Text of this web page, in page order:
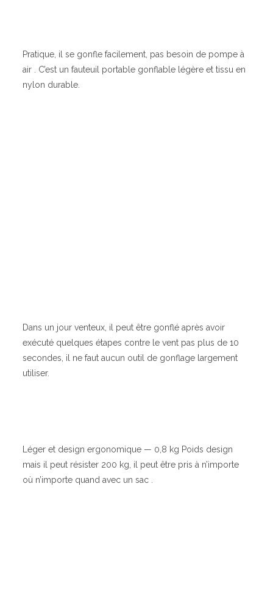
Pratique, il se gonfle facilement, pas besoin de pompe à
air . C’est un fauteuil portable gonflable légère et tissu en
nylon durable.
Dans un jour venteux, il peut être gonflé après avoir
exécuté quelques étapes contre le vent pas plus de 10
secondes, il ne faut aucun outil de gonflage largement
utiliser.
Léger et design ergonomique — 0,8 kg Poids design
mais il peut résister 200 kg, il peut être pris à n’importe
où n’importe quand avec un sac .